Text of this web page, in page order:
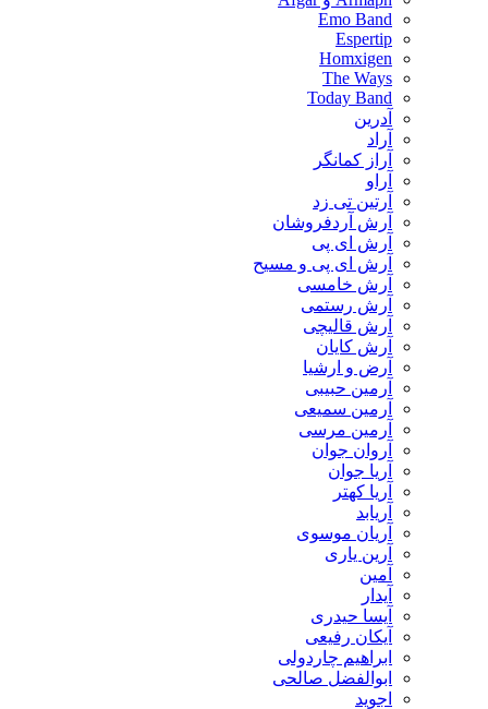
Emo Band
Espertip
Homxigen
The Ways
Today Band
آراز کمانگر
آرتین تی زد
آرش آردفروشان
آرش ای پی
آرش ای پی و مسیح
آرش خامسی
آرش رستمی
آرش قالیچی
آرش کایان
​آرض و ارشیا
آرمین حبیبی
آرمین سمیعی
آرمین مرسی
آروان جوان
آریا جوان
آریا کهتر
آریان موسوی
آرین یاری
آیسا حیدری
آیکان رفیعی
ابراهیم چاردولی
ابوالفضل صالحی